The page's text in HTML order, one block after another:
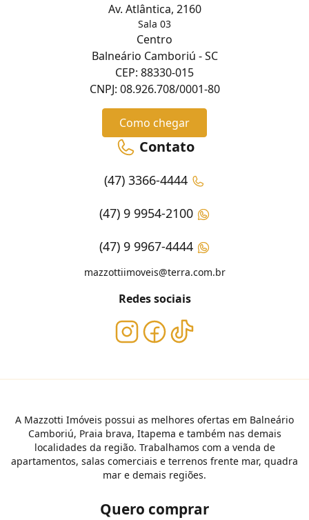
Av. Atlântica, 2160
Sala 03
Centro
Balneário Camboriú - SC
CEP: 88330-015
CNPJ: 08.926.708/0001-80
Como chegar
Contato
(47) 3366-4444
(47) 9 9954-2100
(47) 9 9967-4444
mazzottiimoveis@terra.com.br
Redes sociais
A Mazzotti Imóveis possui as melhores ofertas em Balneário
Camboriú, Praia brava, Itapema e também nas demais
localidades da região. Trabalhamos com a venda de
apartamentos, salas comerciais e terrenos frente mar, quadra
mar e demais regiões.
Quero comprar